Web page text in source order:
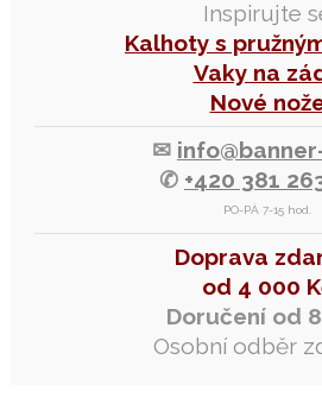
Inspirujte
Kalhoty s
Vaky na
Nové
✉
✆ +420 381
PO-PÁ 7-15 hod.
Doprava
od 4 000
Doručení od
Osobní odběr